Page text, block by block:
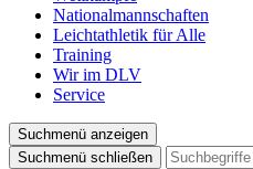
Nationalmannschaften
Leichtathletik für Alle
Training
Wir im DLV
Service
Suchmenü anzeigen
Suchmenü schließen